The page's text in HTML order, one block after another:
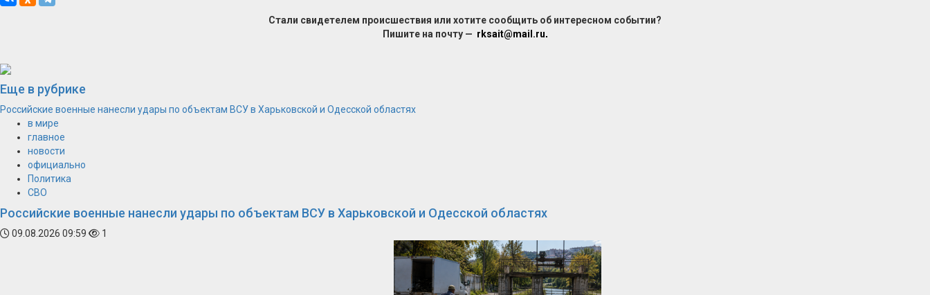
Стали свидетелем происшествия или хотите сообщить об интересном событии?
Пишите на почту — rksait@mail.ru.
Еще в рубрике
Российские военные нанесли удары по объектам ВСУ в Харьковской и Одесской областях
в мире
главное
новости
официально
Политика
СВО
Российские военные нанесли удары по объектам ВСУ в Харьковской и Одесской областях
09.08.2026 09:59 1